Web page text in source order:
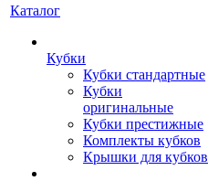
Каталог
Кубки
Кубки стандартные
Кубки
оригинальные
Кубки престижные
Комплекты кубков
Крышки для кубков